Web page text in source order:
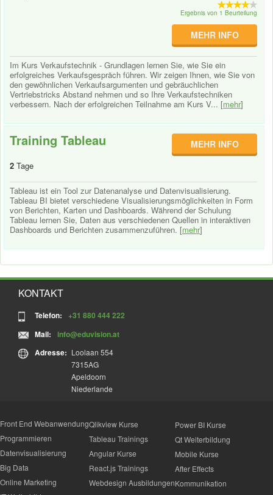
Ergebnis von 1 Beurteilung
MEHR INFO
Im Kurs Verkaufstechnik - Grundlagen lernen Sie, wie Sie ein
erfolgreiches Verkaufsgespräch führen. Wir zeigen Ihnen, wie Sie von
den gewöhnlichen Verkaufsargumenten und gebräuchlichen
Vertriebstricks Abstand nehmen und so Ihre Verkaufstechniken
verbessern. Nach der erfolgreichen Teilnahme am Kurs V... [mehr]
Training Tableau
2 Tage
MEHR INFO
Tableau ist ein Tool zur Datenanalyse und Datenvisualisierung.
Tableau BI bietet verschiedene Visualisierungsmöglichkeiten in Form
von Berichten, Karten und Dashboards. Während der Schulung
Tableau lernen Sie, Daten aus verschiedenen Quellen in interaktiven
Dashboards und Berichten zusammenzuführen. [mehr]
KONTAKT
Telefon:
+31 880 444 222
Mail:
info@eduvision.at
Adresse: Loolaan 554
7315AG
Apeldoorn
Niederlande
Front End Webanwendung
Programmieren
Datenvisualisierung
Big Data
Online Marketing
Qlikview Kurse
Tableau Trainings
Angular Kurse
React.js Trainings
Webdesign Ausbildungen
Power BI Kurse
Qt Weiterbildung
Mobile Kurse
After Effects
Kommunikation